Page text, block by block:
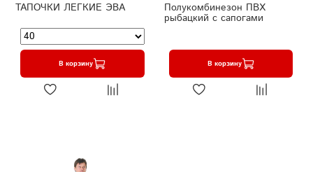
ТАПОЧКИ ЛЕГКИЕ ЭВА
В корзину
Полукомбинезон ПВХ
рыбацкий с сапогами
В корзину